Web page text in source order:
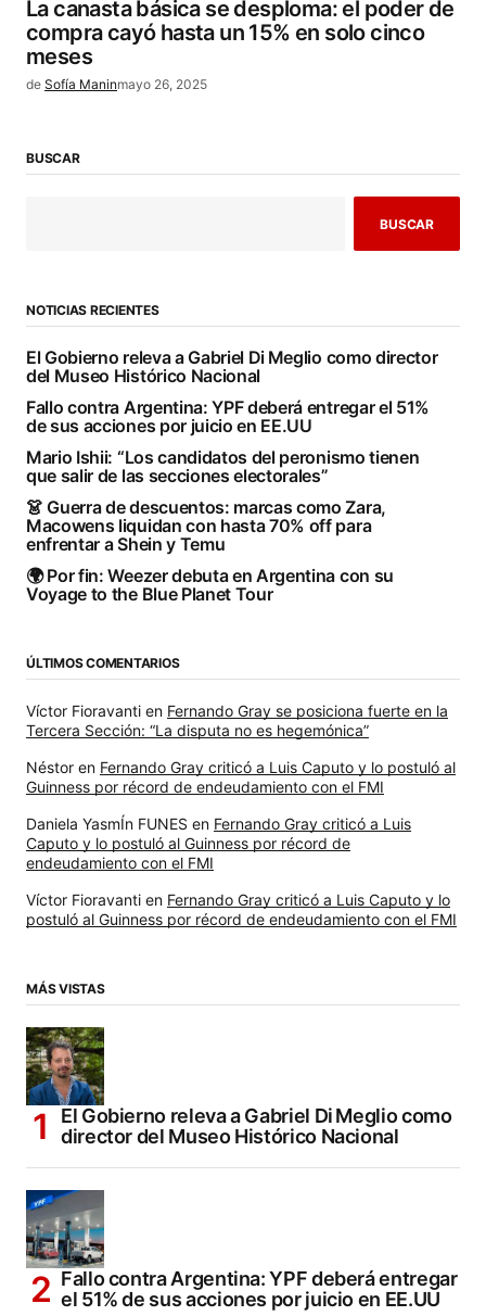
La canasta básica se desploma: el poder de
compra cayó hasta un 15% en solo cinco
meses
de Sofía Maninmayo 26, 2025
BUSCAR
BUSCAR
NOTICIAS RECIENTES
El Gobierno releva a Gabriel Di Meglio como director
del Museo Histórico Nacional
Fallo contra Argentina: YPF deberá entregar el 51%
de sus acciones por juicio en EE.UU
Mario Ishii: “Los candidatos del peronismo tienen
que salir de las secciones electorales”
👗 Guerra de descuentos: marcas como Zara,
Macowens liquidan con hasta 70% off para
enfrentar a Shein y Temu
🌍 Por fin: Weezer debuta en Argentina con su
Voyage to the Blue Planet Tour
ÚLTIMOS COMENTARIOS
Víctor Fioravanti en Fernando Gray se posiciona fuerte en la
Tercera Sección: “La disputa no es hegemónica”
Néstor en Fernando Gray criticó a Luis Caputo y lo postuló al
Guinness por récord de endeudamiento con el FMI
Daniela YasmÍn FUNES en Fernando Gray criticó a Luis
Caputo y lo postuló al Guinness por récord de
endeudamiento con el FMI
Víctor Fioravanti en Fernando Gray criticó a Luis Caputo y lo
postuló al Guinness por récord de endeudamiento con el FMI
MÁS VISTAS
El Gobierno releva a Gabriel Di Meglio como
director del Museo Histórico Nacional
Fallo contra Argentina: YPF deberá entregar
el 51% de sus acciones por juicio en EE.UU